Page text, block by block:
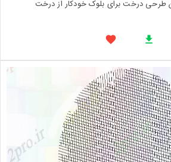
طرحی درخت برای بلوک خودکار از درخت